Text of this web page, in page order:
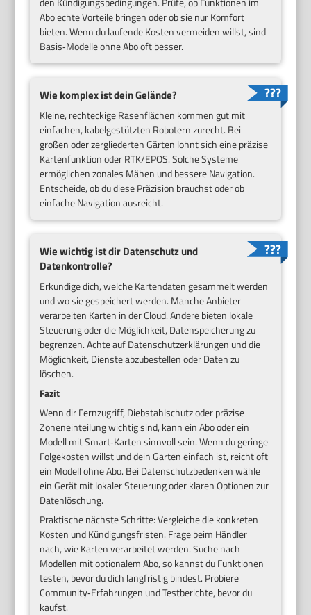
Abo echte Vorteile bringen oder ob sie nur Komfort
bieten. Wenn du laufende Kosten vermeiden willst, sind
Basis‑Modelle ohne Abo oft besser.
Wie komplex ist dein Gelände?
Kleine, rechteckige Rasenflächen kommen gut mit
einfachen, kabelgestützten Robotern zurecht. Bei
großen oder zergliederten Gärten lohnt sich eine präzise
Kartenfunktion oder RTK/EPOS. Solche Systeme
ermöglichen zonales Mähen und bessere Navigation.
Entscheide, ob du diese Präzision brauchst oder ob
einfache Navigation ausreicht.
Wie wichtig ist dir Datenschutz und
Datenkontrolle?
Erkundige dich, welche Kartendaten gesammelt werden
und wo sie gespeichert werden. Manche Anbieter
verarbeiten Karten in der Cloud. Andere bieten lokale
Steuerung oder die Möglichkeit, Datenspeicherung zu
begrenzen. Achte auf Datenschutzerklärungen und die
Möglichkeit, Dienste abzubestellen oder Daten zu
löschen.
Fazit
Wenn dir Fernzugriff, Diebstahlschutz oder präzise
Zoneneinteilung wichtig sind, kann ein Abo oder ein
Modell mit Smart‑Karten sinnvoll sein. Wenn du geringe
Folgekosten willst und dein Garten einfach ist, reicht oft
ein Modell ohne Abo. Bei Datenschutzbedenken wähle
ein Gerät mit lokaler Steuerung oder klaren Optionen zur
Datenlöschung.
Praktische nächste Schritte: Vergleiche die konkreten
Kosten und Kündigungsfristen. Frage beim Händler
nach, wie Karten verarbeitet werden. Suche nach
Modellen mit optionalem Abo, so kannst du Funktionen
testen, bevor du dich langfristig bindest. Probiere
Community‑Erfahrungen und Testberichte, bevor du
kaufst.